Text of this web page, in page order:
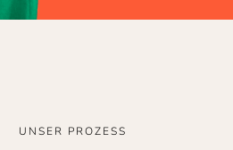
UNSER PROZESS